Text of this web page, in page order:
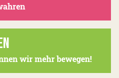
wir mehr bewegen!